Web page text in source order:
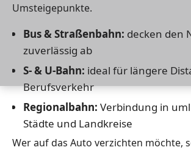
Umsteigepunkte.
Bus & Straßenbahn: decken den
zuverlässig ab
S- & U-Bahn: ideal für längere
Berufsverkehr
Regionalbahn: Verbindung in
Städte und Landkreise
Wer auf das Auto verzichten möchte,